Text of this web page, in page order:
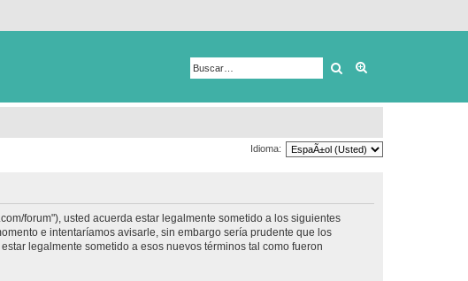
Buscar
Idioma:
forum"), usted acuerda estar legalmente sometido a los siguientes
e intentaríamos avisarle, sin embargo sería prudente que los
legalmente sometido a esos nuevos términos tal como fueron